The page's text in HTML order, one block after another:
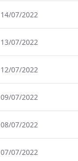
14/07/2022
13/07/2022
12/07/2022
09/07/2022
08/07/2022
07/07/2022